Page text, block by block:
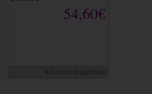
54,60€
4 Colores disponibles